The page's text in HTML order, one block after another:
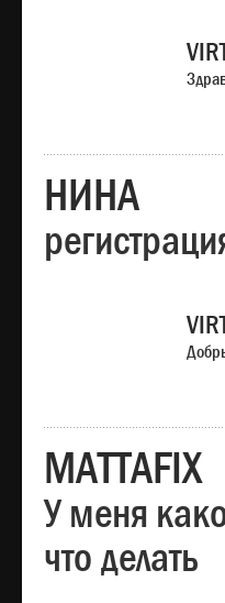
НИНА
MATTAFIX
У меня
что делать